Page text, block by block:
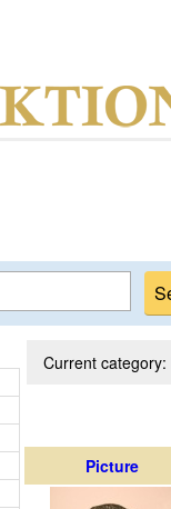
Current category:
Picture